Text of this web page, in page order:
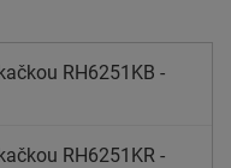
RH6251KB -
RH6251KR -